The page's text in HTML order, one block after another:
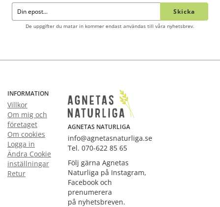
Skicka
De uppgifter du matar in kommer endast användas till våra nyhetsbrev.
INFORMATION
Villkor
Om mig och
företaget
Om cookies
Logga in
Ändra Cookie
inställningar
Retur
AGNETAS NATURLIGA
info@agnetasnaturliga.se
Tel. 070-622 85 65
Följ gärna Agnetas
Naturliga på Instagram,
Facebook och
prenumerera
på nyhetsbreven.